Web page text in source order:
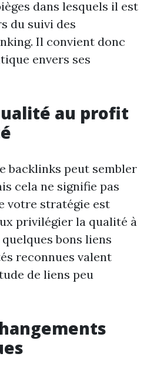
dans lesquels il est
du suivi des
Il convient donc
envers ses
au profit
backlinks peut sembler
cela ne signifie pas
votre stratégie est
privilégier la qualité à
bons liens
reconnues valent
de liens peu